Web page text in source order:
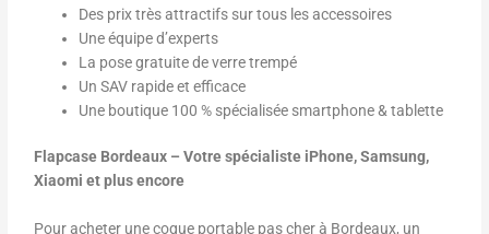
Des prix très attractifs sur tous les accessoires
Une équipe d’experts
La pose gratuite de verre trempé
Un SAV rapide et efficace
Une boutique 100 % spécialisée smartphone & tablette
Flapcase Bordeaux – Votre spécialiste iPhone, Samsung,
Xiaomi et plus encore
Pour acheter une coque portable pas cher à Bordeaux, un